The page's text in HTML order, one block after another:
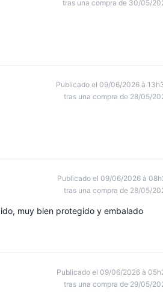
tras una compra de 30/05/
Publicado el 09/06/2026 à
tras una compra de 28/05/
Publicado el 09/06/2026 à
tras una compra de 28/05/
muy bien protegido y embalado
Publicado el 09/06/2026 à
tras una compra de 29/05/